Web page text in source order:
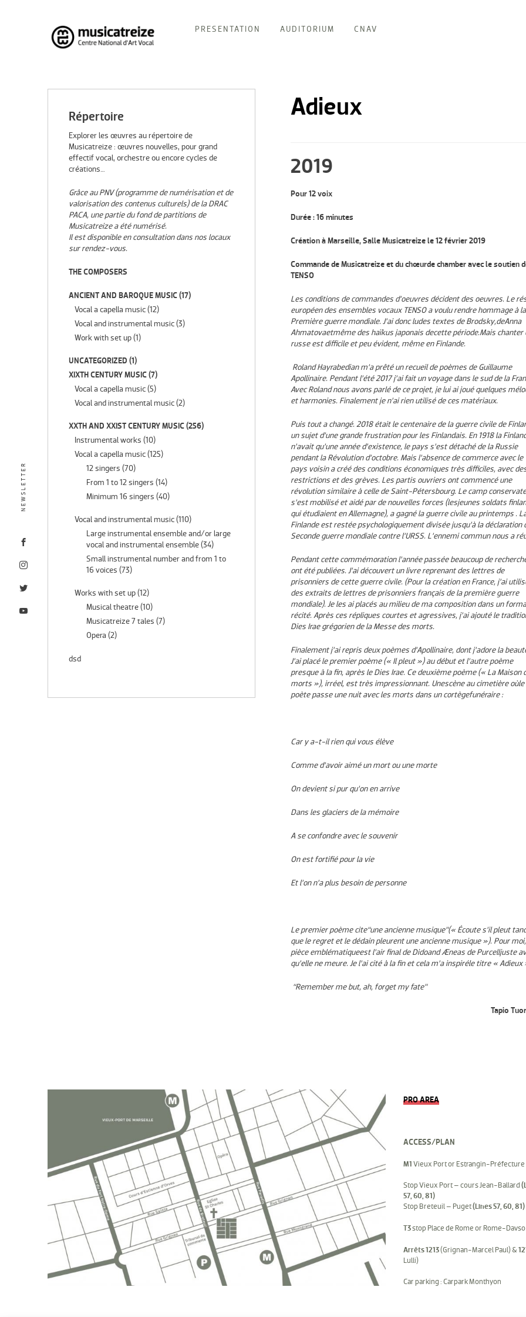
Skip
to
content
PRESENTATION AUDITORIUM CNAV
NEWSLETTER
Adieux
2019
Pour 12 voix
Durée : 16 minutes
Création à Marseille, Salle Musicatreize le 12 février 2019
Commande de Musicatreize et du chœurde chamber avec le soutien
TENSO
Les conditions de commandes d’oeuvres décident des oeuvres. Le
européen des ensembles vocaux TENSO a voulu rendre hommage à la
Première guerre mondiale. J’ai donc ludes textes de Brodsky,deAnna
Ahmatovaetmême des haïkusjaponais decettepériode.Mais chanter
russe est difficile et peu évident, même en Finlande.
Roland Hayrabedian m’a prêté un recueil de poèmes de Guillaume
Apollinaire. Pendant l’été 2017 j’ai fait un voyage dans le sud de la
Avec Roland nous avons parlé de ce projet, je lui ai joué quelques
et harmonies. Finalement je n’ai rien utilisé de ces matériaux.
Puis tout a changé. 2018 était le centenaire de la guerre civile de
un sujet d’une grande frustration pour les Finlandais. En 1918 la
n’avait qu’une année d’existence, le pays s’est détaché de la Russie
pendant la Révolution d’octobre. Mais l’absence de commerce avec le
pays voisin a créé des conditions économiques très difficiles, avec
restrictions et des grèves. Les partis ouvriers ont commencé une
révolution similaire à celle de Saint-Pétersbourg. Le camp
s’est mobiliséet aidé par de nouvelles forces (lesjeunes soldats
qui étudiaient en Allemagne), a gagné la guerre civile au printemps .
Finlande est restée psychologiquement divisée jusqu’à la déclaration
Seconde guerre mondiale contre l’URSS. L’ennemi commun nous a
Pendant cette commémoration l’année passée beaucoup de
ont été publiées. J’ai découvert un livre reprenant des lettres de
prisonniers de cette guerre civile. (Pour la création en France, j’ai
des extraits de lettres de prisonniers français de la première guerre
mondiale). Je les ai placés au milieu de ma composition dans un
récité. Après ces répliques courtes et agressives, j’ai ajouté le
Dies Irae grégorien de la Messe des morts.
Finalement j’ai repris deux poèmes d’Apollinaire, dont j’adore la
J’ai placé le premier poème (« Il pleut ») au début et l’autre poème
presque à la fin, après le Dies Irae. Ce deuxième poème (« La Maison
morts »), irréel, est très impressionnant. Unescène au cimetière oùle
poète passe une nuit avec les morts dans un cortègefunéraire :
Car y a-t-il rien qui vous élève
Comme d’avoir aimé un mort ou une morte
On devient si pur qu’on en arrive
Dans les glaciers de la mémoire
A se confondre avec le souvenir
On est fortifié pour la vie
Et l’on n’a plus besoin de personne
Le premier poème cite“uneancienne musique”(« Écoute s’il pleut
que le regret et le dédain pleurent une ancienne musique»). Pour
pièceemblématiqueest l’air final de Didoand Æneas de Purcelljuste
qu’ellenemeure. Je l’ai cité à la fin et cela m’ainspiréle titre «Adieux
“Remember me but, ah, forget my fate”
Tapio
Répertoire
Explorer les œuvres au répertoire de
Musicatreize : œuvres nouvelles, pour grand
effectif vocal, orchestre ou encore cycles de
créations…
Grâce au PNV (programme de numérisation et de
valorisation des contenus culturels) de la DRAC
PACA, une partie du fond de partitions de
Musicatreize a été numérisé.
Il est disponible en consultation dans nos locaux
sur rendez-vous.
THE COMPOSERS
ANCIENT AND BAROQUE MUSIC(17)
Vocal a capella music(12)
Vocal and instrumental music(3)
Work with set up(1)
UNCATEGORIZED (1)
XIXTH CENTURY MUSIC(7)
Vocal a capella music(5)
Vocal and instrumental music(2)
XXTH AND XXIST CENTURY MUSIC(256)
Instrumental works (10)
Vocal a capella music(125)
12 singers (70)
From 1 to 12 singers (14)
Minimum 16 singers (40)
Vocal and instrumental music(110)
Large instrumental ensemble and/or large
vocal and instrumental ensemble(34)
Small instrumental number and from 1 to
16 voices (73)
Works with set up(12)
Musical theatre(10)
Musicatreize 7 tales (7)
Opera (2)
dsd
PRO AREA
ACCESS/PLAN
M1 Vieux Port or Estrangin-Préfecture
Stop Vieux Port – cours Jean-Ballard
57, 60, 81)
Stop Breteuil – Puget(Lines 57, 60, 81)
T3stop Place de Rome or Rome-Davso
Arrêts 1213(Grignan-Marcel Paul) &
Lulli)
Car parking : Carpark Monthyon